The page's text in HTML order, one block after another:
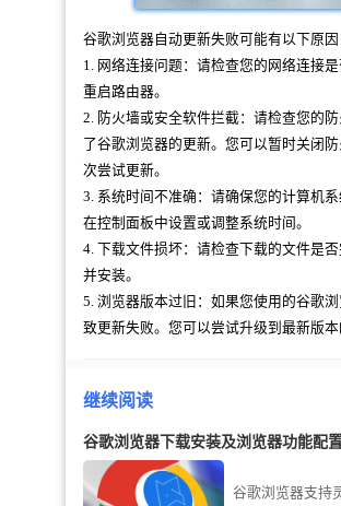
谷歌浏览器自动更新失败可能有以下原因
1. 网络连接问题：请检查您的网络连接
重启路由器。
2. 防火墙或安全软件拦截：请检查您的
了谷歌浏览器的更新。您可以暂时关闭
次尝试更新。
3. 系统时间不准确：请确保您的计算机
在控制面板中设置或调整系统时间。
4. 下载文件损坏：请检查下载的文件是
并安装。
5. 浏览器版本过旧：如果您使用的谷歌
致更新失败。您可以尝试升级到最新版本
继续阅读
谷歌浏览器下载安装及浏览器功能配
谷歌浏览器支持